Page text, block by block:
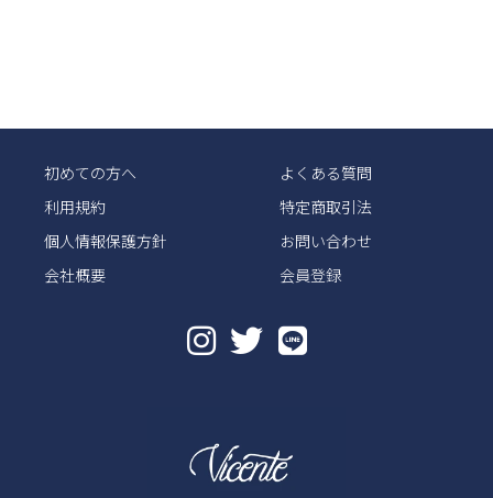
初めての方へ
よくある質問
利用規約
特定商取引法
個人情報保護方針
お問い合わせ
会社概要
会員登録